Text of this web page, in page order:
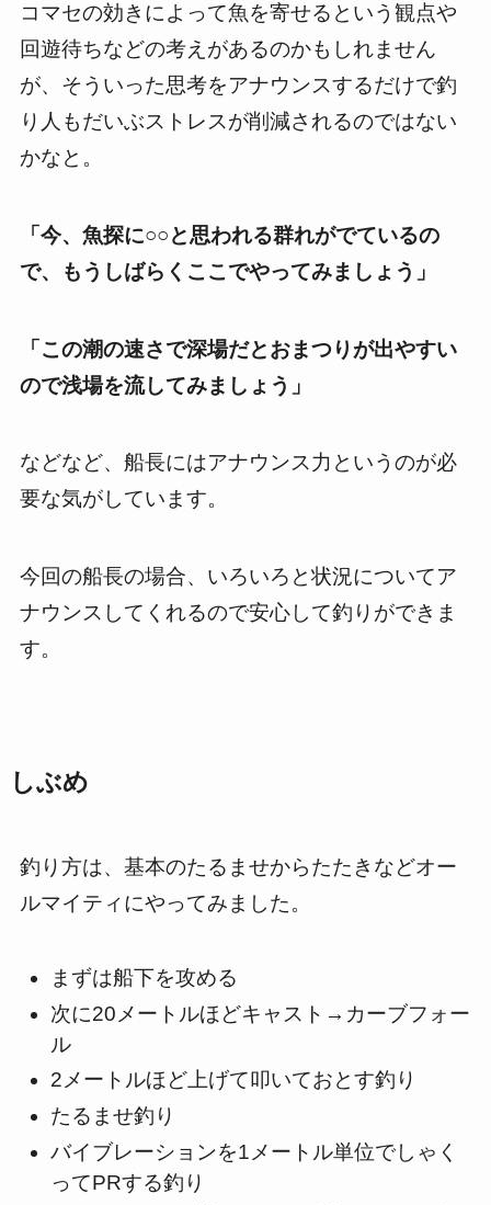
コマセの効きによって魚を寄せるという観点や
回遊待ちなどの考えがあるのかもしれません
が、そういった思考をアナウンスするだけで釣
り人もだいぶストレスが削減されるのではない
かなと。
「今、魚探に○○と思われる群れがでているの
で、もうしばらくここでやってみましょう」
「この潮の速さで深場だとおまつりが出やすい
ので浅場を流してみましょう」
などなど、船長にはアナウンス力というのが必
要な気がしています。
今回の船長の場合、いろいろと状況についてア
ナウンスしてくれるので安心して釣りができま
す。
しぶめ
釣り方は、基本のたるませからたたきなどオー
ルマイティにやってみました。
まずは船下を攻める
次に20メートルほどキャスト→カーブフォー
ル
2メートルほど上げて叩いておとす釣り
たるませ釣り
バイブレーションを1メートル単位でしゃく
ってPRする釣り